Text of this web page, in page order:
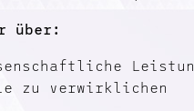
über:
zu verwirklichen